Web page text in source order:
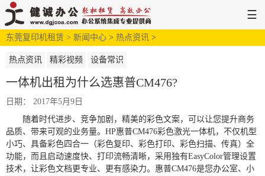
☰
网站首页 解决方案 新闻中心
东莞复印机租赁 > 新闻中心 > 热点资讯 >
热点资讯 精彩视频 设备常识
一体机出租为什么选惠普CM476?
日期： 2017年5月9日
随着时代进步、竞争加剧，精美的彩色文案，可以让您提升商务
品质、带来可观的业务量。HP惠普CM476彩色激光一体机，不仅机型
小巧、具备彩色四合一（彩色复印、彩色打印、彩色扫描、传真）全
功能，而且启动速度快、打印流畅清晰， 采用独有EasyColor管理设置
技术，让彩色文档更专业、更有感染力。 惠普CM476是您办公室、小